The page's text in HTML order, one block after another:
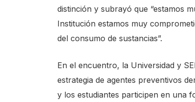
distinción y subrayó que “estamos
Institución estamos muy
del consumo de sustancias”.
En el encuentro, la Universidad y
estrategia de agentes preventivos
y los estudiantes participen en una